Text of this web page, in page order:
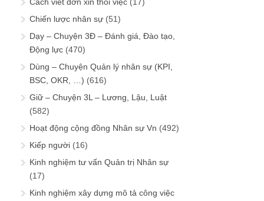
Cách viết đơn xin thôi việc (17)
Chiến lược nhân sự (51)
Dạy – Chuyện 3Đ – Đánh giá, Đào tạo,
Động lực (470)
Dùng – Chuyện Quản lý nhân sự (KPI,
BSC, OKR, …) (616)
Giữ – Chuyện 3L – Lương, Lậu, Luật
(582)
Hoạt động cộng đồng Nhân sự Vn (492)
Kiếp người (16)
Kinh nghiệm tư vấn Quản trị Nhân sự
(17)
Kinh nghiệm xây dựng mô tả công việc